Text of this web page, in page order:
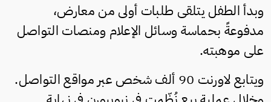
وبدأ الطفل يتلقى طلبات أولى من معارض،
مدفوعةً بحماسة وسائل الإعلام ومنصات التواصل
على موهبته.
ويتابع لاورنت 90 ألف شخص عبر مواقع التواصل.